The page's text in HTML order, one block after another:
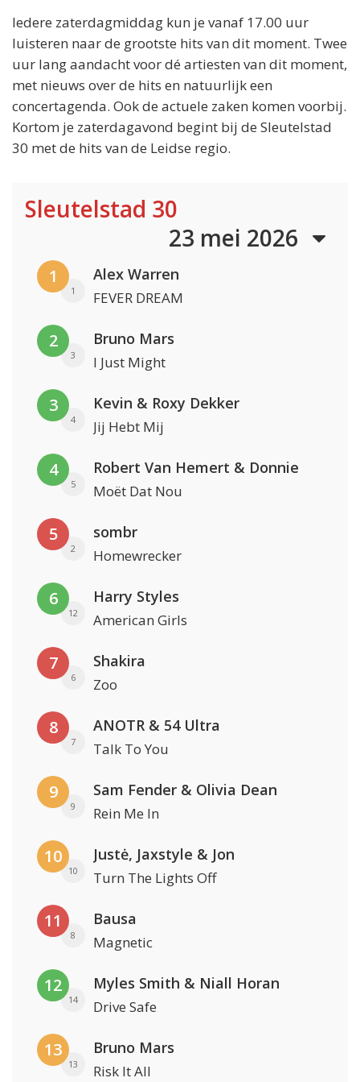
Iedere zaterdagmiddag kun je vanaf 17.00 uur
luisteren naar de grootste hits van dit moment. Twee
uur lang aandacht voor dé artiesten van dit moment,
met nieuws over de hits en natuurlijk een
concertagenda. Ook de actuele zaken komen voorbij.
Kortom je zaterdagavond begint bij de Sleutelstad
30 met de hits van de Leidse regio.
Sleutelstad 30
23 mei 2026
1
1
Alex Warren
FEVER DREAM
2
3
Bruno Mars
I Just Might
3
4
Kevin & Roxy Dekker
Jij Hebt Mij
4
5
Robert Van Hemert & Donnie
Moët Dat Nou
5
2
sombr
Homewrecker
6
12
Harry Styles
American Girls
7
6
Shakira
Zoo
8
7
ANOTR & 54 Ultra
Talk To You
9
9
Sam Fender & Olivia Dean
Rein Me In
10
10
Justė, Jaxstyle & Jon
Turn The Lights Off
11
8
Bausa
Magnetic
12
14
Myles Smith & Niall Horan
Drive Safe
13
13
Bruno Mars
Risk It All